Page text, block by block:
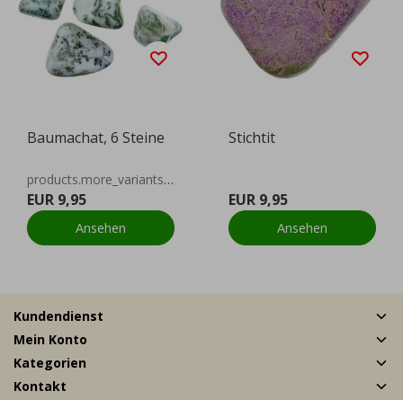
Baumachat, 6 Steine
products.more_variants_available
EUR 9,95
Ansehen
Stichtit
EUR 9,95
Ansehen
Kundendienst
Mein Konto
Kategorien
Kontakt